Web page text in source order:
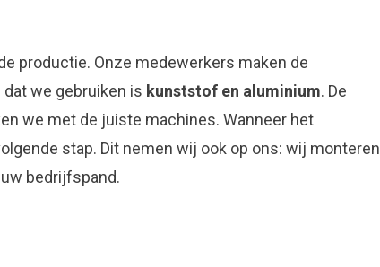
productie. Onze medewerkers maken de
we gebruiken is kunststof en aluminium. De
we met de juiste machines. Wanneer het
stap. Dit nemen wij ook op ons: wij monteren
bedrijfspand.